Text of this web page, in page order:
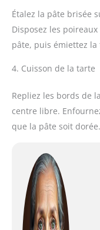
Étalez la pâte brisée
Disposez les
pâte, puis émiettez la
4. Cuisson de la tarte
Repliez les bords de
centre libre.
que la pâte soit dorée.